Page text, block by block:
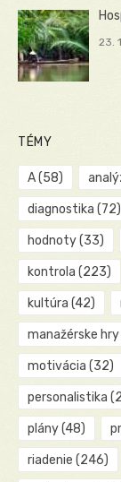
23.
TÉMY
A(58)
diagnostika (72)
hodnoty(33)
kontrola (223)
kultúra (42)
manažérske hry
motivácia (32)
personalistika
plány(48)
riadenie (246)